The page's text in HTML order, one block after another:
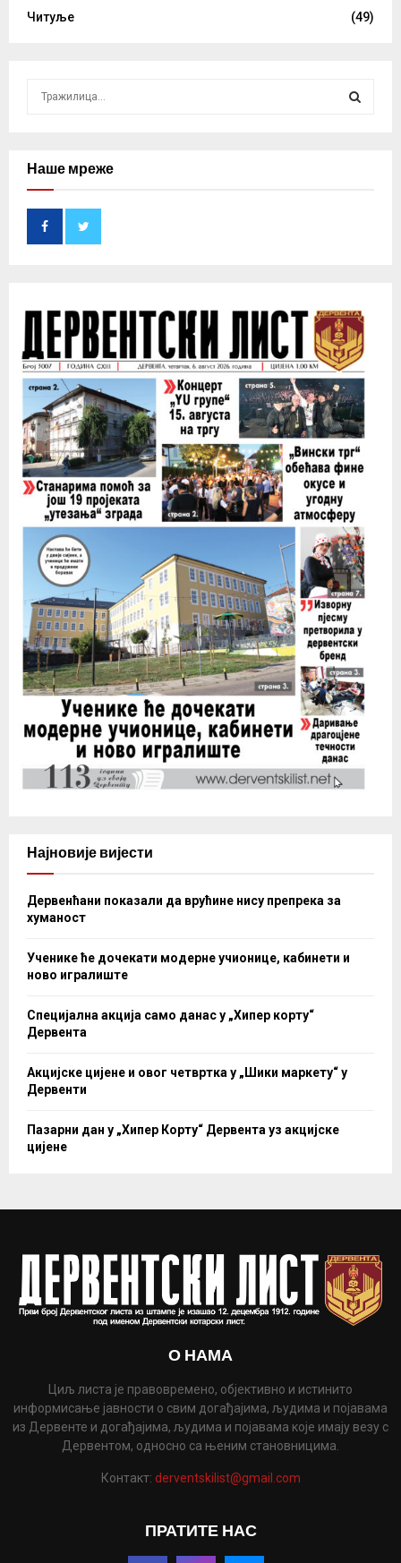
Читуље
(49)
c
H
Наше мреже
Најновије вијести
Дервенћани показали да врућине нису препрека за
хуманост
Ученике ће дочекати модерне учионице, кабинети и
ново игралиште
Специјална акција само данас у „Хипер корту“
Дервента
Акцијске цијене и овог четвртка у „Шики маркету“ у
Дервенти
Пазарни дан у „Хипер Корту“ Дервента уз акцијске
цијене
О НАМА
Циљ листа је правовремено, објективно и истинито
информисање јавности о свим догађајима, људима и појавама
из Дервенте и догађајима, људима и појавама које имају везу с
Дервентом, односно са њеним становницима.
Контакт: derventskilist@gmail.com
ПРАТИТЕ НАС